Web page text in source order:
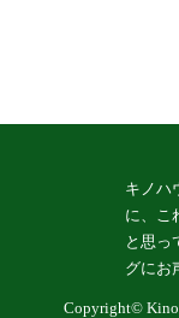
キノハ
に、こ
と思っ
グにお
Copyright©